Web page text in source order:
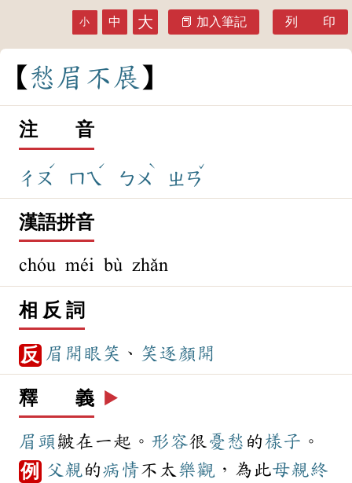
小 中 大 加入筆記 列 印
愁 眉 不 展
注 音
ㄔㄡ
ˊ
ㄇㄟ
ˊ
ㄅㄨ
ˋ
ㄓㄢ
ˇ
漢語拼音
chóu méi bù zhǎn
相 反 詞
反 眉開眼笑 、 笑逐顏開
釋 義 ▶️
眉頭 皺在一起。 形容很憂愁 的樣子 。
例 父親的病情不太 樂觀 ，為此母親終